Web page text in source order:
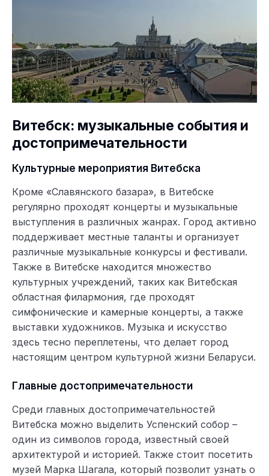
Витебск: музыкальные события и
достопримечательности
Культурные мероприятия Витебска
Кроме «Славянского базара», в Витебске
регулярно проходят концерты и музыкальные
выступления в различных жанрах. Город активно
поддерживает местные таланты и организует
различные музыкальные конкурсы и фестивали.
Также в Витебске находится множество
культурных учреждений, таких как Витебская
областная филармония, где проходят
симфонические и камерные концерты, а также
выставки художников. Музыка и искусство
здесь тесно переплетены, что делает город
настоящим центром культурной жизни Беларуси.
Главные достопримечательности
Среди главных достопримечательностей
Витебска можно выделить Успенский собор –
один из символов города, известный своей
архитектурой и историей. Также стоит посетить
музей Марка Шагала, который позволит узнать о